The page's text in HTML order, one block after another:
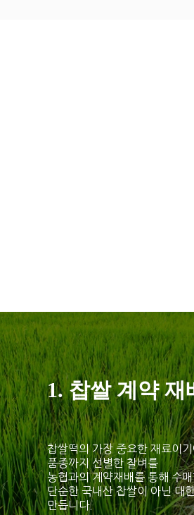
1. 찹쌀 계약 재
찹쌀떡의 가장 중요한 재료이
품종까지 선별한 찰벼를
농협과의 계약재배를 통해 수
단순한 국내산 찹쌀이 아닌 대
만듭니다.